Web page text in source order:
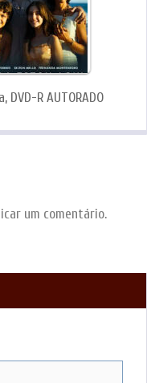
, DVD-R AUTORADO
um comentário.